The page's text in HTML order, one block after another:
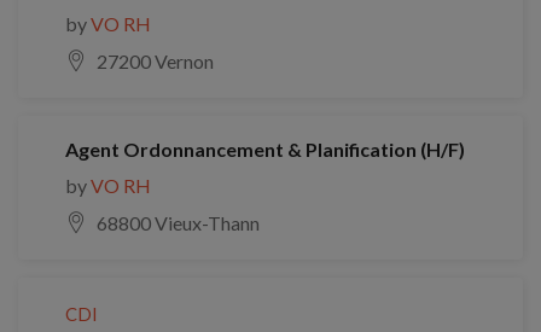
byVO RH
27200 Vernon
Agent Ordonnancement & Planification (H/F)
byVO RH
68800 Vieux-Thann
CDI